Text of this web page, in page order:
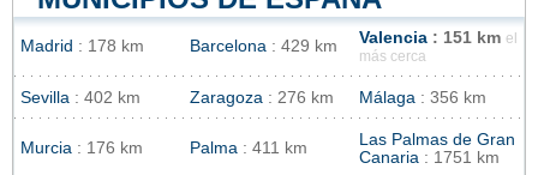
Madrid : 178 km Barcelona : 429 km Valencia : 151 km el
más cerca
Sevilla : 402 km Zaragoza : 276 km Málaga : 356 km
Murcia : 176 km Palma : 411 km
Las Palmas de Gran
Canaria : 1751 km